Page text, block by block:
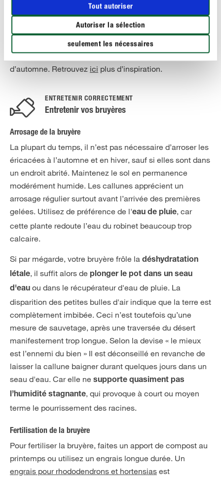
Tout autoriser
Autoriser la sélection
seulement les nécessaires
terre de bruyère Algoflash.
Les callunes sont particulièrement élégantes plantées
en groupe pour former un grand tapis fleuri. Elles se
marient également parfaitement avec d'autres fleurs
d’automne. Retrouvez ici plus d’inspiration.
ENTRETENIR CORRECTEMENT
Entretenir vos bruyères
Arrosage de la bruyère
La plupart du temps, il n’est pas nécessaire d’arroser les
éricacées à l’automne et en hiver, sauf si elles sont dans
un endroit abrité. Maintenez le sol en permanence
modérément humide. Les callunes apprécient un
arrosage régulier surtout avant l’arrivée des premières
gelées. Utilisez de préférence de l'eau de pluie, car
cette plante redoute l’eau du robinet beaucoup trop
calcaire.
Si par mégarde, votre bruyère frôle la déshydratation
létale, il suffit alors de plonger le pot dans un seau
d'eau ou dans le récupérateur d'eau de pluie. La
disparition des petites bulles d'air indique que la terre est
complètement imbibée. Ceci n’est toutefois qu’une
mesure de sauvetage, après une traversée du désert
manifestement trop longue. Selon la devise « le mieux
est l’ennemi du bien » Il est déconseillé en revanche de
laisser la callune baigner durant quelques jours dans un
seau d'eau. Car elle ne supporte quasiment pas
l’humidité stagnante, qui provoque à court ou moyen
terme le pourrissement des racines.
Fertilisation de la bruyère
Pour fertiliser la bruyère, faites un apport de compost au
printemps ou utilisez un engrais longue durée. Un
engrais pour rhododendrons et hortensias est